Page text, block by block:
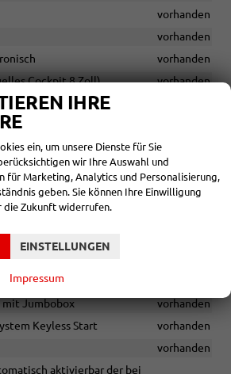
vorhanden
vorhanden
vorhanden
Cockpit 8 Zoll)
vorhanden
hinten mit Auto-up-/-down-Funktion
vorn mit Auto-up-/-down-Funktion
vorhanden
inkl. Speedlimiter
vorhanden
für die Vordersitze manuell einstellbar
Funkfernbedienung
Jumbobox
vorhanden
Keyless Start
vorhanden
vorhanden
aktivierbar der bei
IHRE
ein, um unsere Dienste für Sie
wir Ihre Auswahl und
für Marketing, Analytics und Personalisierung,
geben. Sie können Ihre Einwilligung
Zukunft widerrufen.
EINSTELLUNGEN
Impressum